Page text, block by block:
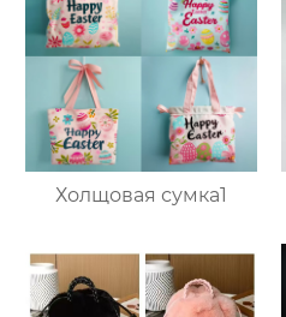
Холщовая сумка1